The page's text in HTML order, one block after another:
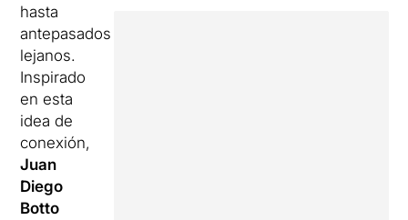
hasta
antepasados
​​lejanos.
Inspirado
en esta
idea de
conexión,
Juan
Diego
Botto